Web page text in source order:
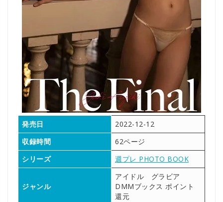
発売日
2022-12-12
収録時間
62ページ
シリーズ
週プレ PHOTO BOOK
ジャンル
アイドル グラビア
DMMブックス ポイント
還元